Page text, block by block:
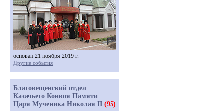
основан 21 ноября 2019 г.
Другие события
Благовещенский отдел
Казачьего Конвоя Памяти
Царя Мученика Николая II (95)